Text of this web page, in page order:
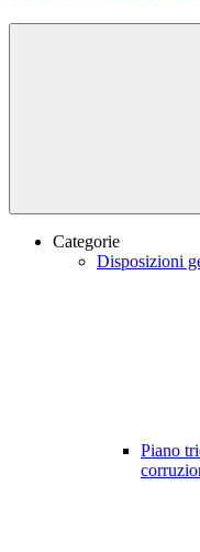
Categorie
Disposizioni
Piano